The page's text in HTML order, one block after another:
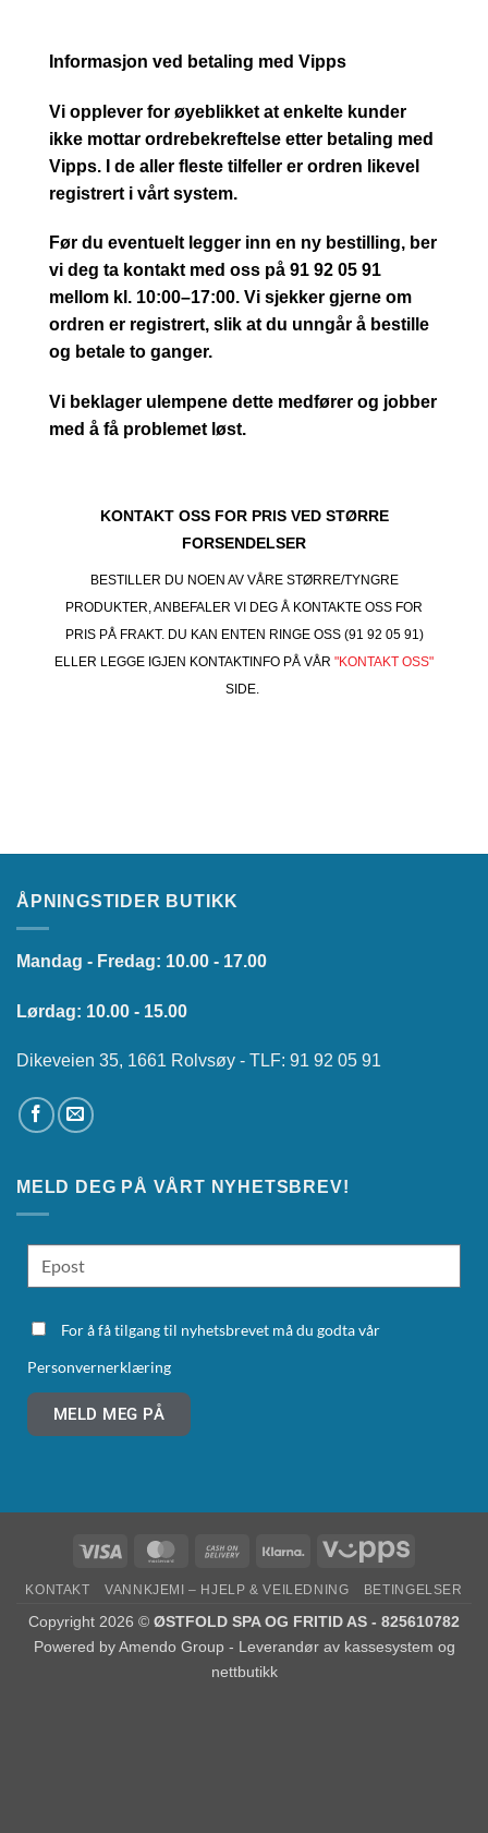
Informasjon ved betaling med Vipps
Vi opplever for øyeblikket at enkelte kunder
ikke mottar ordrebekreftelse etter betaling med
Vipps. I de aller fleste tilfeller er ordren likevel
registrert i vårt system.
Før du eventuelt legger inn en ny bestilling, ber
vi deg ta kontakt med oss på 91 92 05 91
mellom kl. 10:00–17:00. Vi sjekker gjerne om
ordren er registrert, slik at du unngår å bestille
og betale to ganger.
Vi beklager ulempene dette medfører og jobber
med å få problemet løst.
KONTAKT OSS FOR PRIS VED STØRRE
FORSENDELSER
BESTILLER DU NOEN AV VÅRE STØRRE/TYNGRE
PRODUKTER, ANBEFALER VI DEG Å KONTAKTE OSS FOR
PRIS PÅ FRAKT. DU KAN ENTEN RINGE OSS (91 92 05 91)
ELLER LEGGE IGJEN KONTAKTINFO PÅ VÅR "KONTAKT OSS"
SIDE.
ÅPNINGSTIDER BUTIKK
Mandag - Fredag: 10.00 - 17.00
Lørdag: 10.00 - 15.00
Dikeveien 35, 1661 Rolvsøy - TLF: 91 92 05 91
MELD DEG PÅ VÅRT NYHETSBREV!
For å få tilgang til nyhetsbrevet må du godta vår
Personvernerklæring
MELD MEG PÅ
KONTAKT VANNKJEMI – HJELP & VEILEDNING BETINGELSER
Copyright 2026 © ØSTFOLD SPA OG FRITID AS - 825610782
Powered byAmendo Group - Leverandør av kassesystem og
nettbutikk